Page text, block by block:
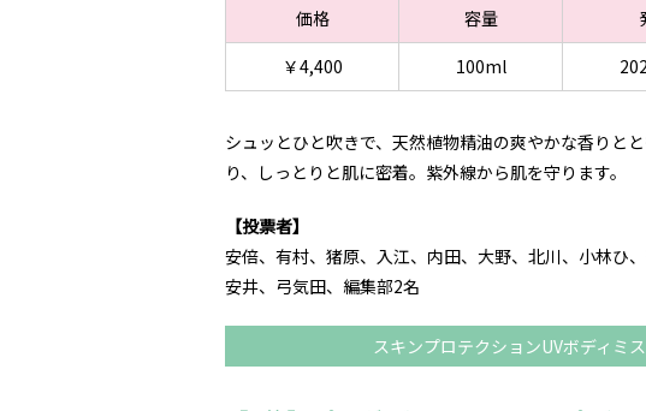
価格 容量
￥4,400
100ml
シュッとひと吹きで、天然植物精油の爽やかな香りと
り、しっとりと肌に密着。紫外線から肌を守ります。
【投票者】
安倍、有村、猪原、入江、内田、大野、北川、小林ひ
安井、弓気田、編集部2名
スキンプロテクションUVボディミ